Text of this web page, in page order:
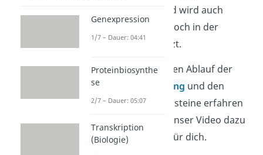
weiterentwickelt und wird auch
heutzutage immer noch in der
Forschung eingesetzt.
Wenn du den genauen Ablauf der
Sanger Sequenzierung und den
Zweck der Stoppbausteine erfahren
möchtest, dann ist unser Video dazu
genau das Richtige für dich.
Genexpression
1/7 – Dauer: 04:41
Proteinbiosynthe
se
2/7 – Dauer: 05:07
Transkription
(Biologie)